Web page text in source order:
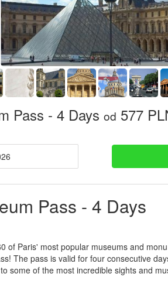
Pass - 4 Days od 577
Pass - 4 Days
of Paris' most popular museums and
The pass is valid for four consecutive
some of the most incredible sights and